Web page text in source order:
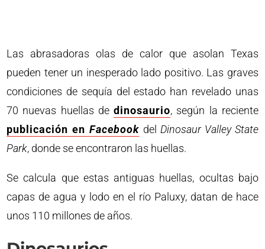
Las abrasadoras olas de calor que asolan Texas
pueden tener un inesperado lado positivo. Las graves
condiciones de sequía del estado han revelado unas
70 nuevas huellas dedinosaurio, según la reciente
publicación enFacebook del Dinosaur Valley State
Park, donde se encontraron las huellas.
Se calcula que estas antiguas huellas, ocultas bajo
capas de agua y lodo en el río Paluxy, datan de hace
unos 110 millones de años.